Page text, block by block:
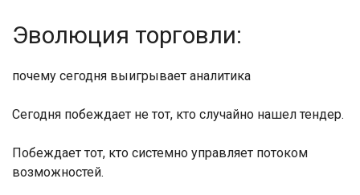
Эволюция торговли:
почему сегодня выигрывает аналитика
Сегодня побеждает не тот, кто случайно нашел тендер.
Побеждает тот, кто системно управляет потоком
возможностей.